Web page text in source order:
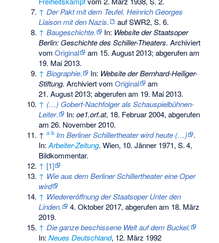
↑ Der Pakt mit dem Teufel. Heinrich Georges
Liaison mit den Nazis.
auf SWR2, S. 6.
↑ Baugeschichte. In: Website der Staatsoper
Berlin: Geschichte des Schiller-Theaters. Archiviert
vomOriginal am 15. August 2013; abgerufen am
19. Mai 2013.
↑ Biographie. In: Website der Bernhard-Heiliger-
Stiftung. Archiviert vomOriginal
am
21. August 2013; abgerufen am 19. Mai 2013.
↑ (…) Gobert-Nachfolger als Schauspielbühnen-
Leiter. In:oe1.orf.at, 18. Februar 2004, abgerufen
am 26. November 2010.
↑a b Im Berliner Schillertheater wird heute (…)
.
In:Arbeiter-Zeitung. Wien,​ 10. Jänner 1971,S.4,
Bildkommentar.
↑ [1]
↑ Wie aus dem Berliner Schillertheater eine Oper
wird
↑ Wiedereröffnung der Staatsoper Unter den
Linden.
4. Oktober 2017, abgerufen am 18. März
2019.
↑ Die ganze beschissene Welt auf dem Buckel.
In:Neues Deutschland, 12. März 1992